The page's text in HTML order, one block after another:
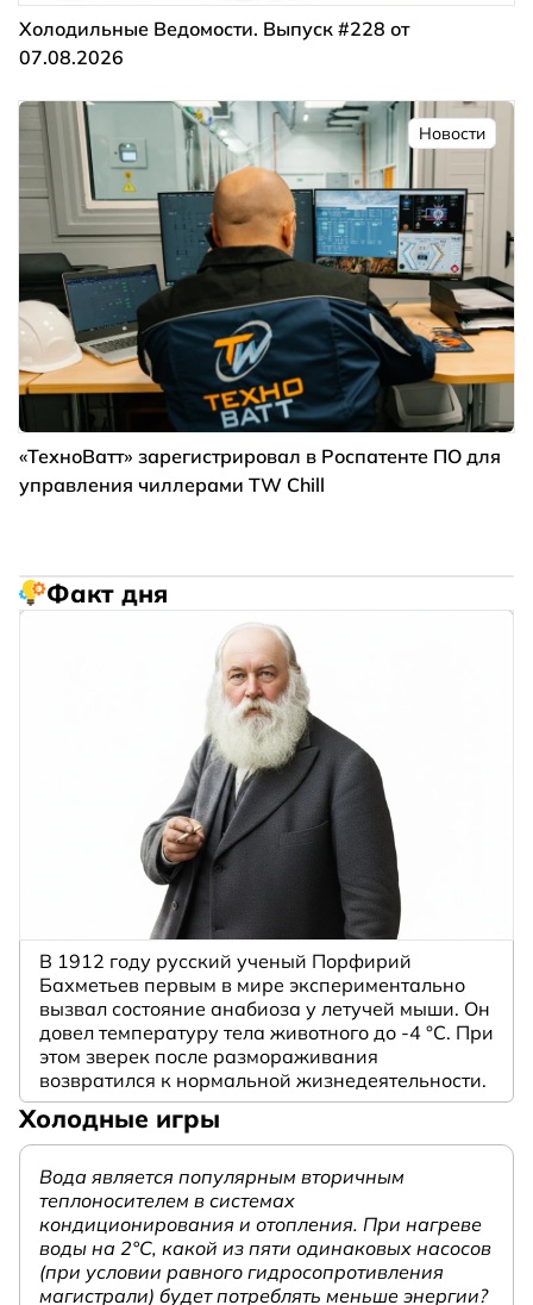
Холодильные Ведомости. Выпуск #228 от
07.08.2026
Новости
«ТехноВатт» зарегистрировал в Роспатенте ПО для
управления чиллерами TW Chill
Факт дня
В 1912 году русский ученый Порфирий
Бахметьев первым в мире экспериментально
вызвал состояние анабиоза у летучей мыши. Он
довел температуру тела животного до -4 °C. При
этом зверек после размораживания
возвратился к нормальной жизнедеятельности.
Холодные игры
Вода является популярным вторичным
теплоносителем в системах
кондиционирования и отопления. При нагреве
воды на 2°С, какой из пяти одинаковых насосов
(при условии равного гидросопротивления
магистрали) будет потреблять меньше энергии?